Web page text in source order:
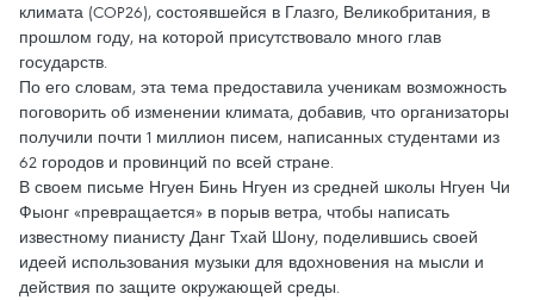
климата (COP26), состоявшейся в Глазго, Великобритания, в
прошлом году, на которой присутствовало много глав
государств.
По его словам, эта тема предоставила ученикам возможность
поговорить об изменении климата, добавив, что организаторы
получили почти 1 миллион писем, написанных студентами из
62 городов и провинций по всей стране.
В своем письме Нгуен Бинь Нгуен из средней школы Нгуен Чи
Фыонг «превращается» в порыв ветра, чтобы написать
известному пианисту Данг Тхай Шону, поделившись своей
идеей использования музыки для вдохновения на мысли и
действия по защите окружающей среды.